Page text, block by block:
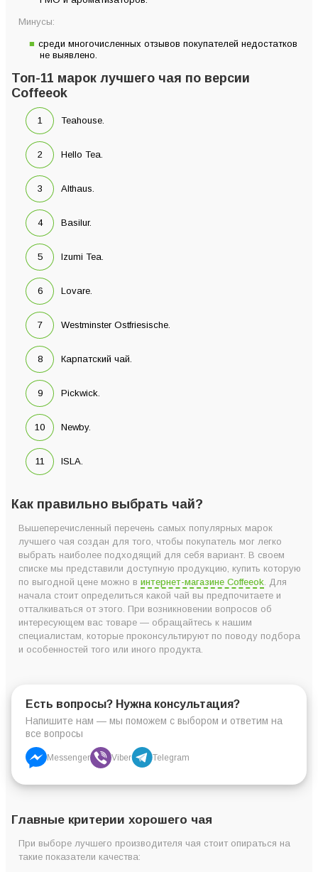
Минусы:
среди многочисленных отзывов покупателей недостатков
не выявлено.
Топ-11 марок лучшего чая по версии
Coffeeok
Teahouse.
Hello Tea.
Althaus.
Basilur.
Izumi Tea.
Lovare.
Westminster Ostfriesische.
Карпатский чай.
Pickwick.
Newby.
ISLA.
Как правильно выбрать чай?
Вышеперечисленный перечень самых популярных марок
лучшего чая создан для того, чтобы покупатель мог легко
выбрать наиболее подходящий для себя вариант. В своем
списке мы представили доступную продукцию, купить которую
по выгодной цене можно в интернет-магазине Coffeeok . Для
начала стоит определиться какой чай вы предпочитаете и
отталкиваться от этого. При возникновении вопросов об
интересующем вас товаре — обращайтесь к нашим
специалистам, которые проконсультируют по поводу подбора
и особенностей того или иного продукта.
Есть вопросы? Нужна консультация?
Напишите нам — мы поможем с выбором и ответим на
все вопросы
Messenger Viber Telegram
Главные критерии хорошего чая
При выборе лучшего производителя чая стоит опираться на
такие показатели качества: